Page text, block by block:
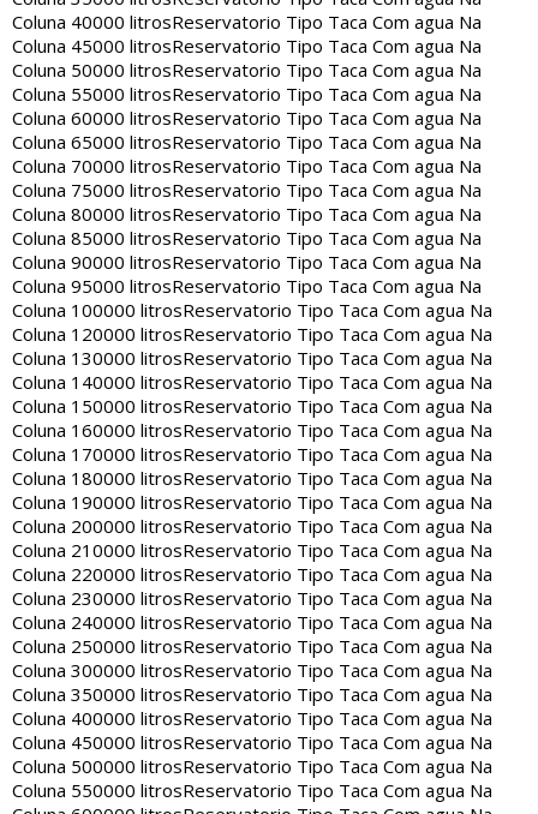
Coluna 40000 litrosReservatorio Tipo Taca Com agua Na
Coluna 45000 litrosReservatorio Tipo Taca Com agua Na
Coluna 50000 litrosReservatorio Tipo Taca Com agua Na
Coluna 55000 litrosReservatorio Tipo Taca Com agua Na
Coluna 60000 litrosReservatorio Tipo Taca Com agua Na
Coluna 65000 litrosReservatorio Tipo Taca Com agua Na
Coluna 70000 litrosReservatorio Tipo Taca Com agua Na
Coluna 75000 litrosReservatorio Tipo Taca Com agua Na
Coluna 80000 litrosReservatorio Tipo Taca Com agua Na
Coluna 85000 litrosReservatorio Tipo Taca Com agua Na
Coluna 90000 litrosReservatorio Tipo Taca Com agua Na
Coluna 95000 litrosReservatorio Tipo Taca Com agua Na
Coluna 100000 litrosReservatorio Tipo Taca Com agua Na
Coluna 120000 litrosReservatorio Tipo Taca Com agua Na
Coluna 130000 litrosReservatorio Tipo Taca Com agua Na
Coluna 140000 litrosReservatorio Tipo Taca Com agua Na
Coluna 150000 litrosReservatorio Tipo Taca Com agua Na
Coluna 160000 litrosReservatorio Tipo Taca Com agua Na
Coluna 170000 litrosReservatorio Tipo Taca Com agua Na
Coluna 180000 litrosReservatorio Tipo Taca Com agua Na
Coluna 190000 litrosReservatorio Tipo Taca Com agua Na
Coluna 200000 litrosReservatorio Tipo Taca Com agua Na
Coluna 210000 litrosReservatorio Tipo Taca Com agua Na
Coluna 220000 litrosReservatorio Tipo Taca Com agua Na
Coluna 230000 litrosReservatorio Tipo Taca Com agua Na
Coluna 240000 litrosReservatorio Tipo Taca Com agua Na
Coluna 250000 litrosReservatorio Tipo Taca Com agua Na
Coluna 300000 litrosReservatorio Tipo Taca Com agua Na
Coluna 350000 litrosReservatorio Tipo Taca Com agua Na
Coluna 400000 litrosReservatorio Tipo Taca Com agua Na
Coluna 450000 litrosReservatorio Tipo Taca Com agua Na
Coluna 500000 litrosReservatorio Tipo Taca Com agua Na
Coluna 550000 litrosReservatorio Tipo Taca Com agua Na